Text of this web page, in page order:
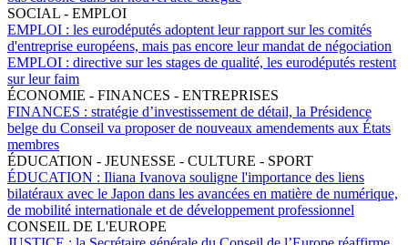
SOCIAL - EMPLOI
EMPLOI : les eurodéputés adoptent leur rapport sur les comités
d'entreprise européens, mais pas encore leur mandat de négociation
EMPLOI : directive sur les stages de qualité, les eurodéputés restent
sur leur faim
ÉCONOMIE - FINANCES - ENTREPRISES
FINANCES : stratégie d’investissement de détail, la Présidence
belge du Conseil va proposer de nouveaux amendements aux États
membres
ÉDUCATION - JEUNESSE - CULTURE - SPORT
ÉDUCATION : Iliana Ivanova souligne l'importance des liens
bilatéraux avec le Japon dans les avancées en matière de numérique,
de mobilité internationale et de développement professionnel
CONSEIL DE L'EUROPE